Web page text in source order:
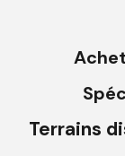
Terrains